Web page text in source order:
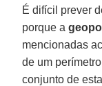
É difícil prever
porque a
mencionadas
de um
conjunto de